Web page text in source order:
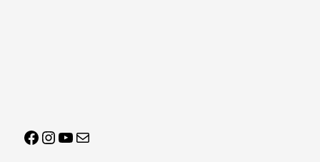
Facebook Instagram YouTube Mail